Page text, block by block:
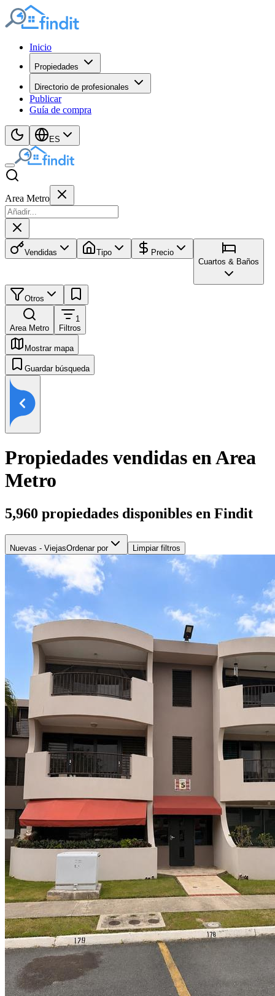
Inicio
Propiedades
Directorio de profesionales
Publicar
Guía de compra
ES
Area Metro
Vendidas Tipo
Precio
Cuartos & Baños
Otros
Area Metro
1
Filtros
Mostrar mapa
Guardar búsqueda
Propiedades vendidas en Area
Metro
5,960 propiedades disponibles en Findit
Nuevas - ViejasOrdenar por Limpiar filtros